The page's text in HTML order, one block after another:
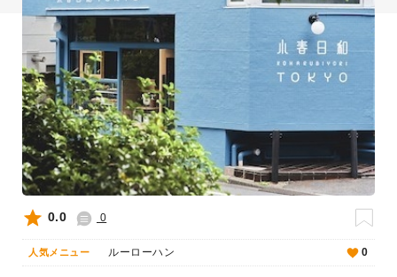
0.0 0
人気メニュー ルーローハン 0